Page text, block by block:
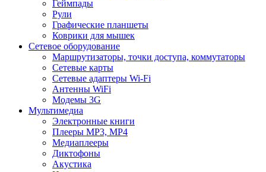
Геймпады
Рули
Графические планшеты
Коврики для мышек
Сетевое оборудование
Маршрутизаторы, точки доступа, коммутаторы
Сетевые карты
Сетевые адаптеры Wi-Fi
Антенны WiFi
Модемы 3G
Мультимедиа
Электронные книги
Плееры MP3, MP4
Медиаплееры
Диктофоны
Акустика